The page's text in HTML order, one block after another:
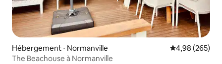
Hébergement ⋅ Normanville Évaluation
4,98 (265)
The Beachouse à Normanville